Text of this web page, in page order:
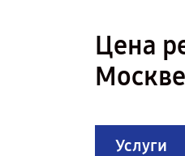
Цена
Москве
Услуги